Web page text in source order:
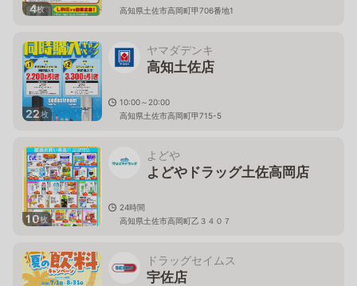
4枚 高知県土佐市高岡町甲706番地1
22枚
ヤマダデンキ
高知土佐店
10:00～20:00
高知県土佐市高岡町甲715-5
10枚
よどや
よどやドラッグ土佐高岡店
24時間
高知県土佐市高岡町乙３４０７
ドラッグセイムス
宇佐店